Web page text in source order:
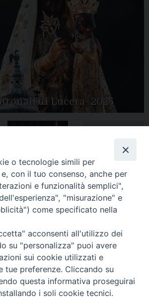
di Lucera- 2025
Mariae in Diocesi
Tutte le gallery
13 - 71036 Lucera (FG) − tel.
info@diocesiluceratroia.it
Segreteria del
522244 - e-mail:
- 71029 Troia (FG) − tel. 0881/977051
o tecnologie simili per
con il tuo consenso, anche per
e funzionalità semplici",
"misurazione" e
come specificato nella
acconsenti all'utilizzo dei
su "personalizza" puoi avere
sui cookie utilizzati e
tue preferenze. Cliccando su
questa informativa proseguirai
i soli cookie tecnici.